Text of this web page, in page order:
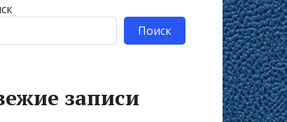
Поиск
записи